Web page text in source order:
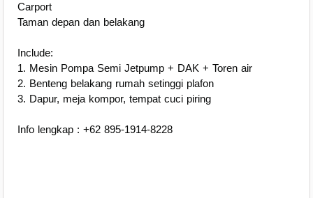
Carport
Taman depan dan belakang
Include:
1. Mesin Pompa Semi Jetpump + DAK + Toren air
2. Benteng belakang rumah setinggi plafon
3. Dapur, meja kompor, tempat cuci piring
Info lengkap : +62 895-1914-8228